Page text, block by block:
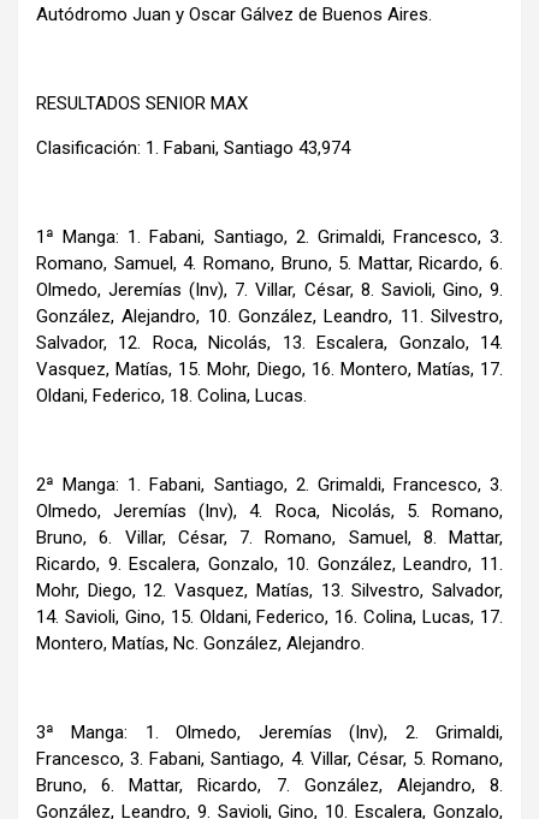
Autódromo Juan y Oscar Gálvez de Buenos Aires.
RESULTADOS SENIOR MAX
Clasificación: 1. Fabani, Santiago 43,974
1ª Manga: 1. Fabani, Santiago, 2. Grimaldi, Francesco, 3.
Romano, Samuel, 4. Romano, Bruno, 5. Mattar, Ricardo, 6.
Olmedo, Jeremías (Inv), 7. Villar, César, 8. Savioli, Gino, 9.
González, Alejandro, 10. González, Leandro, 11. Silvestro,
Salvador, 12. Roca, Nicolás, 13. Escalera, Gonzalo, 14.
Vasquez, Matías, 15. Mohr, Diego, 16. Montero, Matías, 17.
Oldani, Federico, 18. Colina, Lucas.
2ª Manga: 1. Fabani, Santiago, 2. Grimaldi, Francesco, 3.
Olmedo, Jeremías (Inv), 4. Roca, Nicolás, 5. Romano,
Bruno, 6. Villar, César, 7. Romano, Samuel, 8. Mattar,
Ricardo, 9. Escalera, Gonzalo, 10. González, Leandro, 11.
Mohr, Diego, 12. Vasquez, Matías, 13. Silvestro, Salvador,
14. Savioli, Gino, 15. Oldani, Federico, 16. Colina, Lucas, 17.
Montero, Matías, Nc. González, Alejandro.
3ª Manga: 1. Olmedo, Jeremías (Inv), 2. Grimaldi,
Francesco, 3. Fabani, Santiago, 4. Villar, César, 5. Romano,
Bruno, 6. Mattar, Ricardo, 7. González, Alejandro, 8.
González, Leandro, 9. Savioli, Gino, 10. Escalera, Gonzalo,